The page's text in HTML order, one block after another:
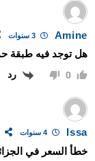
Amine 3 سنوات
هل توجد فيه طبقة
0 رد
Issa
خطأ السعر في الجزائر